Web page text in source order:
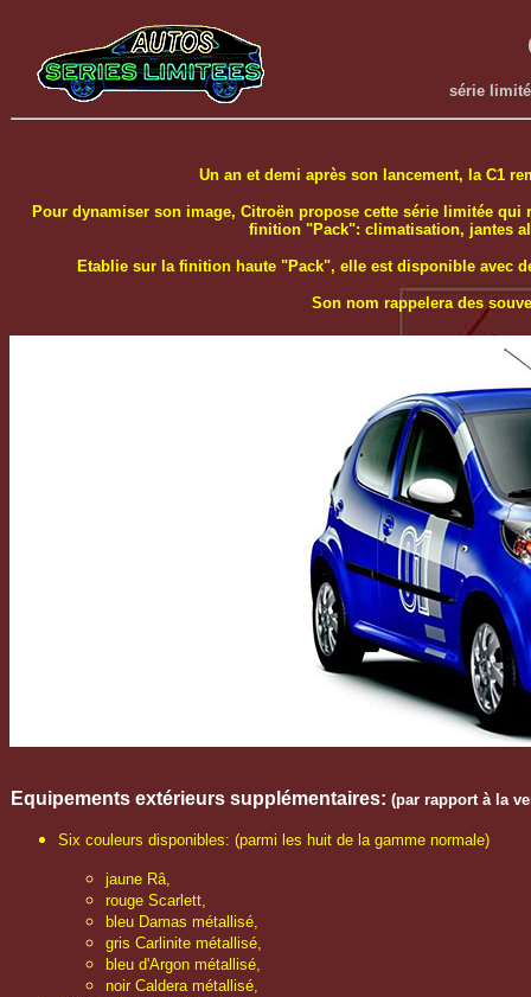
série
Un an et demi après son lancement, la C1
Pour dynamiser son image, Citroën propose cette série limitée
finition "Pack": climatisation, jantes
Etablie sur la finition haute "Pack", elle est disponible avec
Son nom rappelera des
Equipements extérieurs supplémentaires: (par rapport à la
Six couleurs disponibles: (parmi les huit de la gamme normale)
jaune Râ,
rouge Scarlett,
bleu Damas métallisé,
gris Carlinite métallisé,
bleu d'Argon métallisé,
noir Caldera métallisé,